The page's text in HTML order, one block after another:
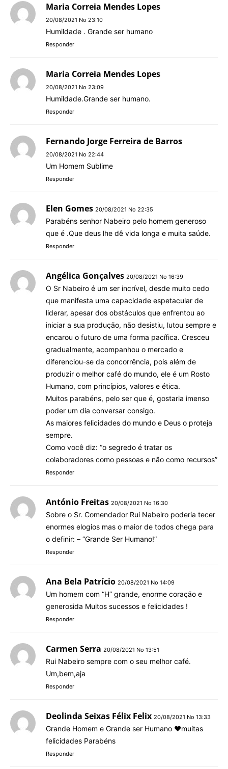
Maria Correia Mendes Lopes
20/08/2021 No 23:10
Humildade . Grande ser humano
Responder
Maria Correia Mendes Lopes
20/08/2021 No 23:09
Humildade.Grande ser humano.
Responder
Fernando Jorge Ferreira de Barros
20/08/2021 No 22:44
Um Homem Sublime
Responder
Elen Gomes 20/08/2021 No 22:35
Parabéns senhor Nabeiro pelo homem generoso
que é .Que deus lhe dê vida longa e muita saúde.
Responder
Angélica Gonçalves 20/08/2021 No 16:39
O Sr Nabeiro é um ser incrível, desde muito cedo
que manifesta uma capacidade espetacular de
liderar, apesar dos obstáculos que enfrentou ao
iniciar a sua produção, não desistiu, lutou sempre e
encarou o futuro de uma forma pacífica. Cresceu
gradualmente, acompanhou o mercado e
diferenciou-se da concorrência, pois além de
produzir o melhor café do mundo, ele é um Rosto
Humano, com princípios, valores e ética.
Muitos parabéns, pelo ser que é, gostaria imenso
poder um dia conversar consigo.
As maiores felicidades do mundo e Deus o proteja
sempre.
Como você diz: “o segredo é tratar os
colaboradores como pessoas e não como recursos”
Responder
António Freitas 20/08/2021 No 16:30
Sobre o Sr. Comendador Rui Nabeiro poderia tecer
enormes elogios mas o maior de todos chega para
o definir: – “Grande Ser Humano!”
Responder
Ana Bela Patrício 20/08/2021 No 14:09
Um homem com “H” grande, enorme coração e
generosida Muitos sucessos e felicidades !
Responder
Carmen Serra 20/08/2021 No 13:51
Rui Nabeiro sempre com o seu melhor café.
Um,bem,aja
Responder
Deolinda Seixas Félix Felix 20/08/2021 No 13:33
Grande Homem e Grande ser Humano ❤️muitas
felicidades Parabéns
Responder